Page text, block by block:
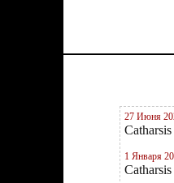
27 Июня
1 Января